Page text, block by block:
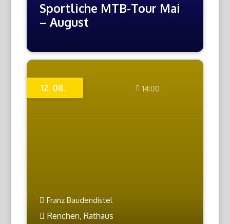
Sportliche MTB-Tour Mai
– August
12. 08. 14:00
Franz Baudendistel
Renchen, Rathaus